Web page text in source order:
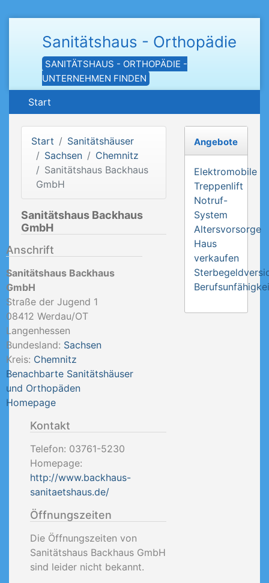
Sanitätshaus - Orthopädie
SANITÄTSHAUS - ORTHOPÄDIE -
UNTERNEHMEN FINDEN
Start
Start
Sanitätshäuser
Sachsen
Chemnitz
Sanitätshaus Backhaus
GmbH
Sanitätshaus Backhaus
GmbH
Anschrift
Sanitätshaus Backhaus
GmbH
Straße der Jugend 1
08412 Werdau/OT
Langenhessen
Bundesland: Sachsen
Kreis: Chemnitz
Benachbarte Sanitätshäuser
und Orthopäden
Homepage
Kontakt
Telefon: 03761-5230
Homepage:
http://www.backhaus-
sanitaetshaus.de/
Öffnungszeiten
Die Öffnungszeiten von
Sanitätshaus Backhaus GmbH
sind leider nicht bekannt.
Angebote
Elektromobile
Treppenlift
Notruf-
System
Altersvorsorge
Haus
verkaufen